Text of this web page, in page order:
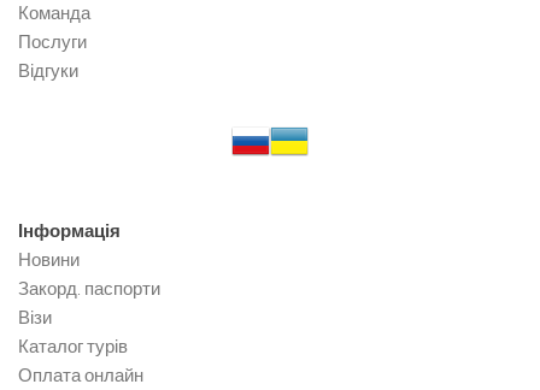
Команда
Послуги
Відгуки
Інформація
Новини
Закорд. паспорти
Візи
Каталог турів
Оплата онлайн